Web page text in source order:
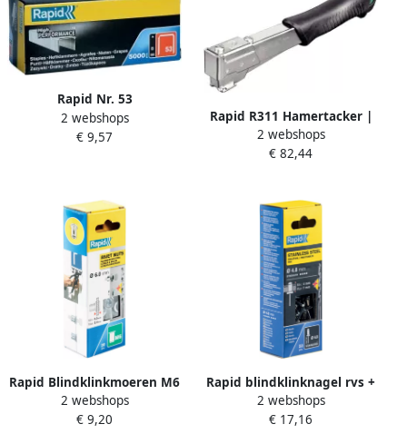
Rapid Nr. 53
dundraadnieten 8 mm
5.000 stuks 11857050
2 webshops
€ 9,57
Rapid R311 Hamertacker |
6-12 mm | In T&F Blister
5000005
2 webshops
€ 82,44
Rapid Blindklinkmoeren M6
20 stuks + boor 5000673
2 webshops
€ 9,20
Rapid blindklinknagel rvs +
drill 4.8x10mm (50st)
2 webshops
€ 17,16